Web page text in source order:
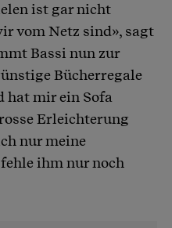
ist gar nicht
vom Netz sind», sagt
Bassi nun zur
Bücherregale
hat mir ein Sofa
Erleichterung
nur meine
ihm nur noch